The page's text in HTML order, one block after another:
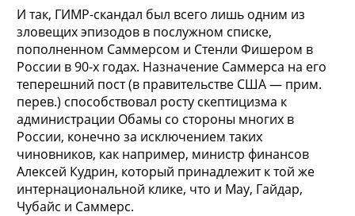
И так, ГИМР-скандал был всего лишь одним из
зловещих эпизодов в послужном списке,
пополненном Саммерсом и Стенли Фишером в
России в 90-х годах. Назначение Саммерса на его
теперешний пост (в правительстве США — прим.
перев.) способствовал росту скептицизма к
администрации Обамы со стороны многих в
России, конечно за исключением таких
чиновников, как например, министр финансов
Алексей Кудрин, который принадлежит к той же
интернациональной клике, что и Мау, Гайдар,
Чубайс и Саммерс.